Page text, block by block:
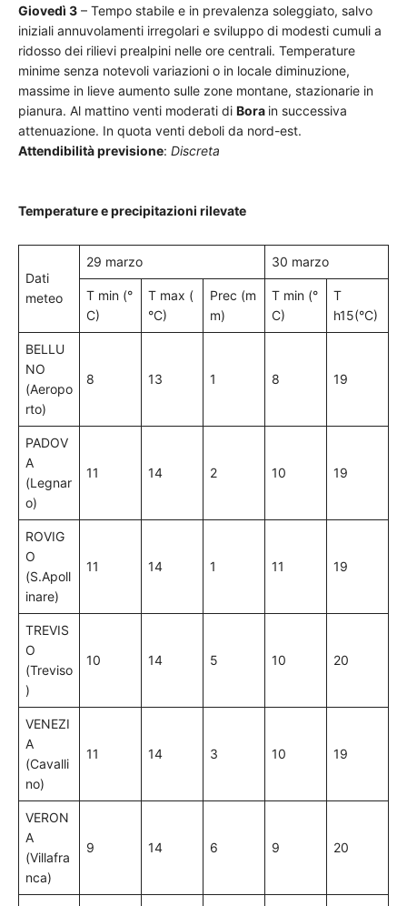
Giovedì 3 – Tempo stabile e in prevalenza soleggiato, salvo
iniziali annuvolamenti irregolari e sviluppo di modesti cumuli a
ridosso dei rilievi prealpini nelle ore centrali. Temperature
minime senza notevoli variazioni o in locale diminuzione,
massime in lieve aumento sulle zone montane, stazionarie in
pianura. Al mattino venti moderati di Bora in successiva
attenuazione. In quota venti deboli da nord-est.
Attendibilità previsione: Discreta
Temperature e precipitazioni rilevate
Dati
meteo
29 marzo 30 marzo
T min (°
C)
T max (
°C)
Prec (m
m)
T min (°
C)
T
h15(°C)
BELLU
NO
(Aeropo
rto)
8 13 1 8 19
PADOV
A
(Legnar
o)
11 14 2 10 19
ROVIG
O
(S.Apoll
inare)
11 14 1 11 19
TREVIS
O
(Treviso
)
10 14 5 10 20
VENEZI
A
(Cavalli
no)
11 14 3 10 19
VERON
A
(Villafra
nca)
9 14 6 9 20